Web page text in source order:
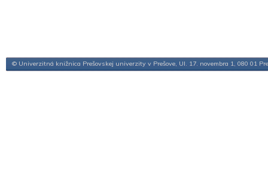
© Univerzitná knižnica Prešovskej univerzity v Prešove, Ul. 17. novembra 1, 080 01